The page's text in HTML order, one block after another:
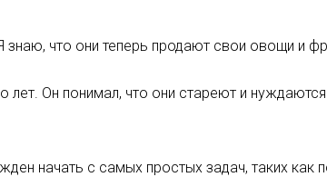
что они теперь продают свои овощи и
Он понимал, что они стареют и
начать с самых простых задач, таких как